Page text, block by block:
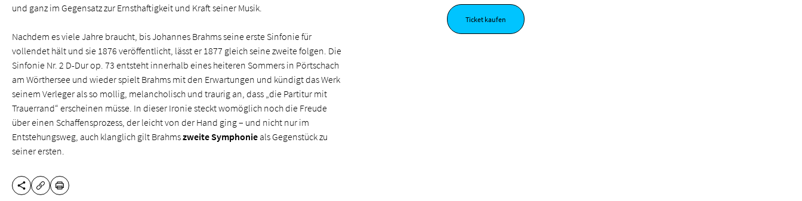
und ganz im Gegensatz zur Ernsthaftigkeit und Kraft seiner Musik.
Nachdem es viele Jahre braucht, bis Johannes Brahms seine erste Sinfonie für
vollendet hält und sie 1876 veröffentlicht, lässt er 1877 gleich seine zweite folgen. Die
Sinfonie Nr. 2 D-Dur op. 73 entsteht innerhalb eines heiteren Sommers in Pörtschach
am Wörthersee und wieder spielt Brahms mit den Erwartungen und kündigt das Werk
seinem Verleger als so mollig, melancholisch und traurig an, dass „die Partitur mit
Trauerrand“ erscheinen müsse. In dieser Ironie steckt womöglich noch die Freude
über einen Schaffensprozess, der leicht von der Hand ging – und nicht nur im
Entstehungsweg, auch klanglich gilt Brahmszweite Symphonie als Gegenstück zu
seiner ersten.
Ticket kaufen
DIESE SEITE TEILEN
URL KOPIEREN
DRUCKEN